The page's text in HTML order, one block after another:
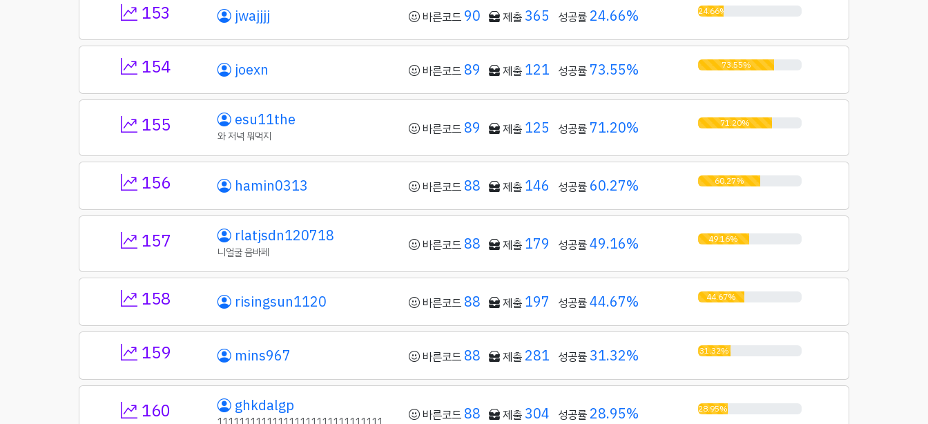
153 jwajjjj 바른코드 90 제출365 성공률 24.66% 24.66%
154 joexn 바른코드 89 제출 121 성공률 73.55% 73.55%
155 esu11the
와 저녁 뭐먹지 바른코드 89 제출 125 성공률 71.20% 71.20%
156 hamin0313 바른코드 88 제출 146 성공률 60.27% 60.27%
157 rlatjsdn120718
니얼굴 음바페 바른코드 88 제출 179 성공률49.16% 49.16%
158 risingsun1120 바른코드 88 제출 197 성공률44.67% 44.67%
159 mins967 바른코드 88 제출 281 성공률31.32% 31.32%
160 ghkdalgp 바른코드 88 제출304 성공률 28.95% 28.95%